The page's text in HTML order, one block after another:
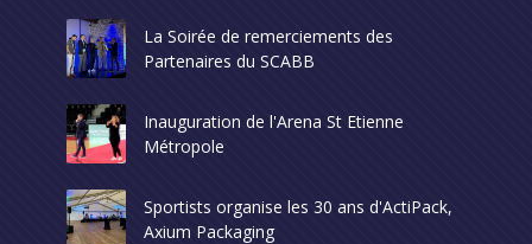
La Soirée de remerciements des
Partenaires du SCABB
Inauguration de l'Arena St Etienne
Métropole
Sportists organise les 30 ans d'ActiPack,
Axium Packaging